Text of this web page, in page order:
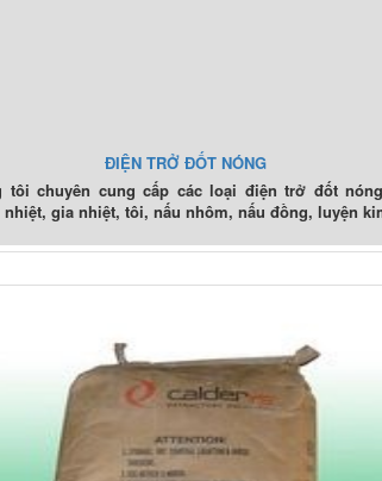
ĐIỆN TRỞ ĐỐT NÓNG
tôi chuyên cung cấp các loại điện trở đốt
nhiệt, gia nhiệt, tôi, nấu nhôm, nấu đồng, luyện